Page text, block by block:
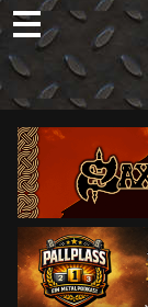
Skip
to
content